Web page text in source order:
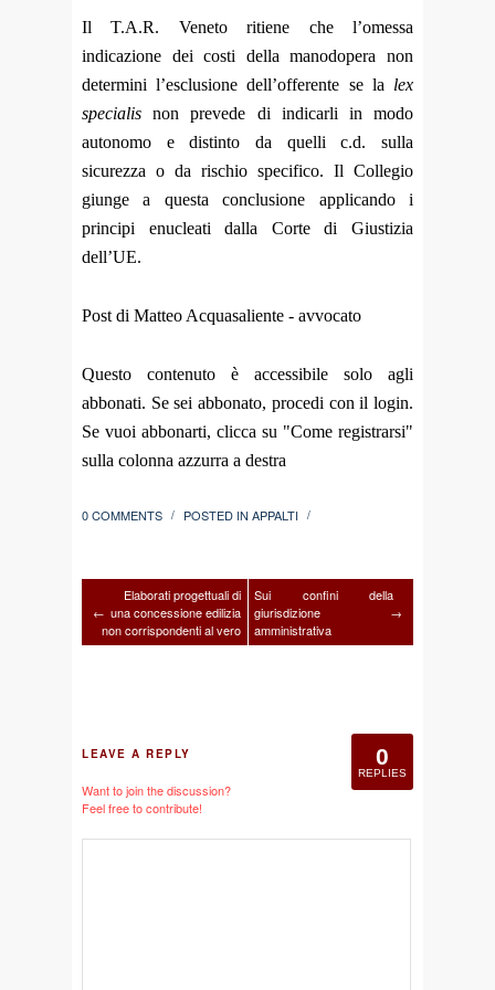
Il T.A.R. Veneto ritiene che l’omessa
indicazione dei costi della manodopera non
determini l’esclusione dell’offerente se la lex
specialis non prevede di indicarli in modo
autonomo e distinto da quelli c.d. sulla
sicurezza o da rischio specifico. Il Collegio
giunge a questa conclusione applicando i
principi enucleati dalla Corte di Giustizia
dell’UE.
Post di Matteo Acquasaliente - avvocato
Questo contenuto è accessibile solo agli
abbonati. Se sei abbonato, procedi con il login.
Se vuoi abbonarti, clicca su "Come registrarsi"
sulla colonna azzurra a destra
0 COMMENTS / POSTED IN APPALTI /
←
Elaborati progettuali di
una concessione edilizia
non corrispondenti al vero
Sui confini della
giurisdizione
amministrativa
→
0
REPLIES
LEAVE A REPLY
Want to join the discussion?
Feel free to contribute!